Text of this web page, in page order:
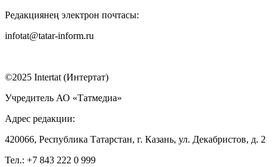
Редакциянең электрон почтасы:
infotat@tatar-inform.ru
©2025 Intertat (Интертат)
Учредитель АО «Татмедиа»
Адрес редакции:
420066, Республика Татарстан, г. Казань, ул. Декабристов, д. 2
Тел.: +7 843 222 0 999